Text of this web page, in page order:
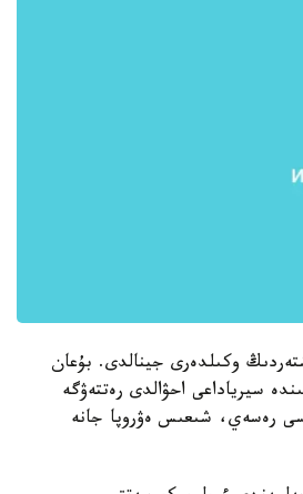
وكىلدەرى جينالدى. بۇعان
سيرياداعى احۋالدى رەتتەۋگە
رەسەي، شىعىس ەۋروپا جانە